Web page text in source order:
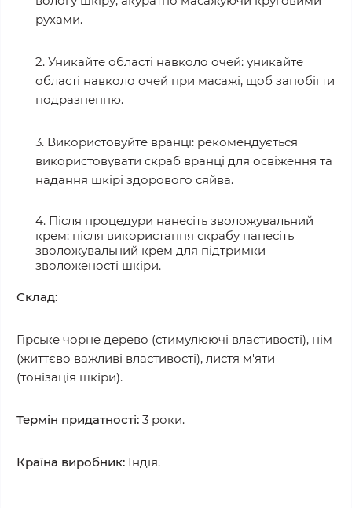
рухами.
2. Уникайте області навколо очей: уникайте
області навколо очей при масажі, щоб запобігти
подразненню.
3. Використовуйте вранці: рекомендується
використовувати скраб вранці для освіження та
надання шкірі здорового сяйва.
4. Після процедури нанесіть зволожувальний
крем: після використання скрабу нанесіть
зволожувальний крем для підтримки
зволоженості шкіри.
Склад:
Гірське чорне дерево (стимулюючі властивості), нім
(життєво важливі властивості), листя м'яти
(тонізація шкіри).
Термін придатності: 3 роки.
Країна виробник: Індія.